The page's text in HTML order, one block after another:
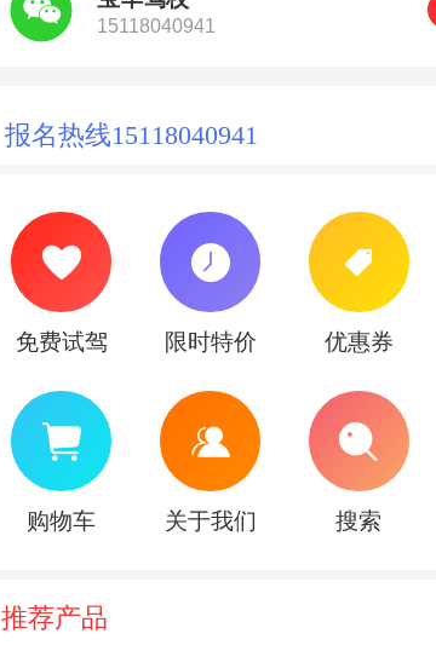
15118040941
报名热线1 5118040941
免费试驾 限时特价 优惠券
购物车 关于我们 搜索
推荐产品